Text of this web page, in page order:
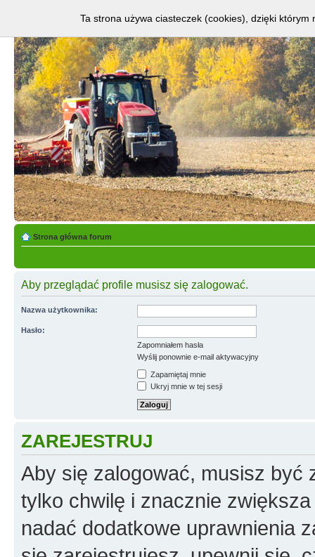
Strona główna forum
Aby przeglądać profile musisz się zalogować.
Nazwa użytkownika:
Hasło:
Zapomniałem hasła
Wyślij ponownie e-mail aktywacyjny
Zapamiętaj mnie
Ukryj mnie w tej sesji
ZAREJESTRUJ
Aby się zalogować, musisz być
tylko chwilę i znacznie
nadać dodatkowe uprawnienia
Ta strona używa ciasteczek (cookies), dzięki którym